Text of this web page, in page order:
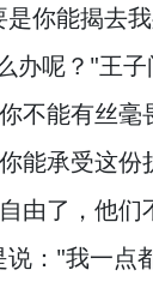
是你能揭去
办呢？ "王子
不能有丝毫
能承受这份
由了， 他们
说："我一点